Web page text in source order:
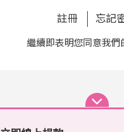
註冊 忘記
繼續即表明您同意我們